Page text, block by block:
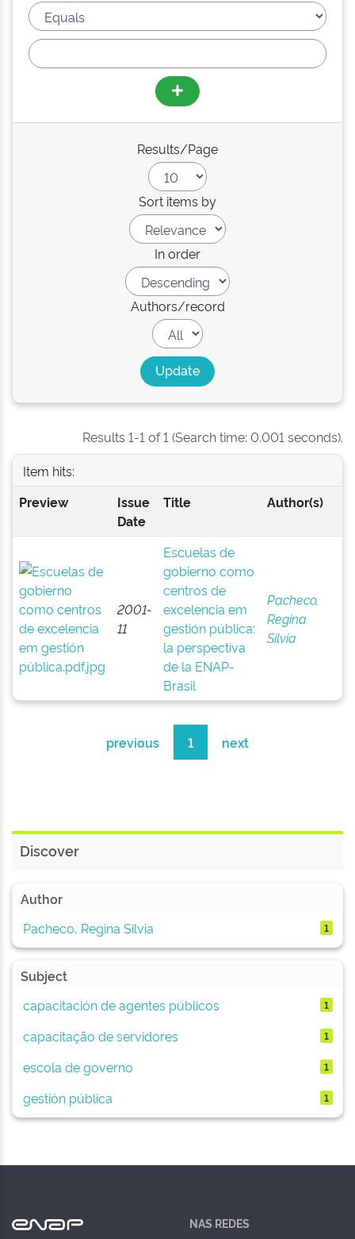
Results/Page
Sort items by
In order
Authors/record
Results 1-1 of 1 (Search time: 0.001 seconds).
Item hits:
Preview
Issue
Date
Title Author(s)
2001-
11
Escuelas de
gobierno como
centros de
excelencia em
gestión pública:
la perspectiva
de la ENAP-
Brasil
Pacheco,
Regina
Silvia
previous 1 next
Discover
Author
Pacheco, Regina Silvia
1
Subject
capacitación de agentes públicos
1
capacitação de servidores 1
escola de governo 1
gestión pública 1
NAS REDES